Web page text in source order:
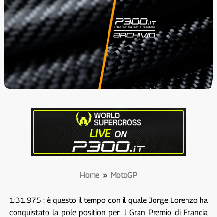
Home » MotoGP
1:31.975 : è questo il tempo con il quale Jorge Lorenzo ha
conquistato la pole position per il Gran Premio di Francia